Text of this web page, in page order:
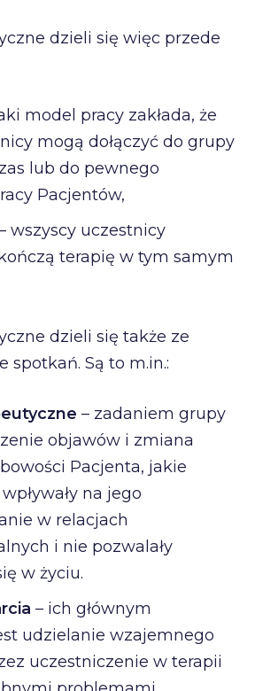
dzieli się więc przede
model pracy zakłada, że
mogą dołączyć do grupy
lub do pewnego
Pacjentów,
wszyscy uczestnicy
terapię w tym samym
dzieli się także ze
spotkań. Są to m.in.:
– zadaniem grupy
objawów i zmiana
Pacjenta, jakie
na jego
w relacjach
i nie pozwalały
w życiu.
– ich głównym
udzielanie wzajemnego
uczestniczenie w terapii